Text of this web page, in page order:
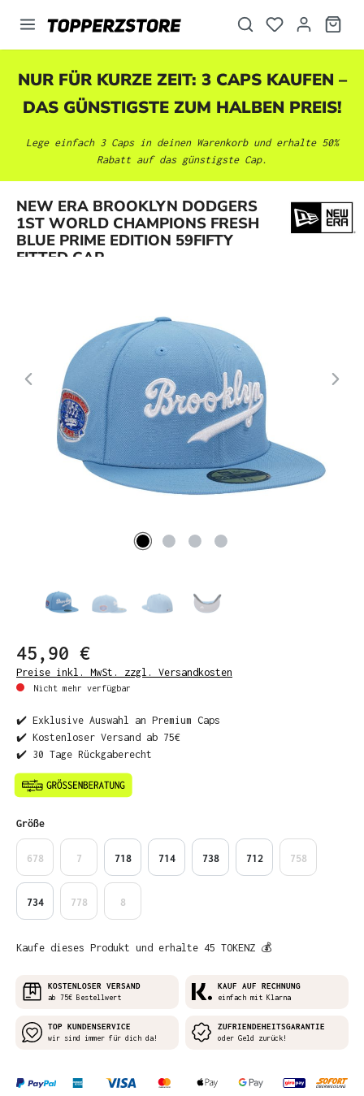
springen
NUR FÜR KURZE ZEIT: 3 CAPS KAUFEN –
DAS GÜNSTIGSTE ZUM HALBEN PREIS!
Lege einfach 3 Caps in deinen Warenkorb und erhalte 50%
Rabatt auf das günstigste Cap.
NEW ERA BROOKLYN DODGERS
1ST WORLD CHAMPIONS FRESH
BLUE PRIME EDITION 59FIFTY
FITTED CAP
Bildergalerie überspringen
45,90 €
Preise inkl. MwSt. zzgl. Versandkosten
Nicht mehr verfügbar
✔️ Exklusive Auswahl an Premium Caps
✔️ Kostenloser Versand ab 75€
✔️ 30 Tage Rückgaberecht
Größeauswählen
678 7 718 714 738 712 758
734 778 8
Kaufe dieses Produkt und erhalte 45 TOKENZ 💰
KOSTENLOSER VERSAND
ab 75€ Bestellwert
KAUF AUF RECHNUNG
einfach mit Klarna
TOP KUNDENSERVICE
wir sind immer für dich da!
ZUFRIENDEHEITSGARANTIE
oder Geld zurück!